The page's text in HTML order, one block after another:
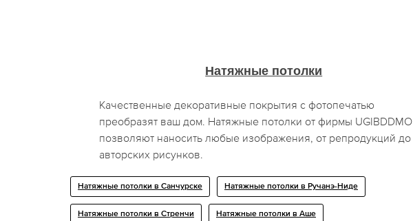
Натяжные потолки
Качественные декоративные покрытия с фотопечатью
преобразят ваш дом. Натяжные потолки от фирмы UGIBDDMO
позволяют наносить любые изображения, от репродукций до
авторских рисунков.
Натяжные потолки в Санчурске Натяжные потолки в Ручанэ-Ниде
Натяжные потолки в Стренчи Натяжные потолки в Аше